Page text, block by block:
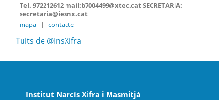
Tel. 972212612 mail:b7004499@xtec.cat SECRETARIA:
secretaria@iesnx.cat
mapa
| contacte
Tuits de @InsXifra
Institut Narcís Xifra i Masmitjà